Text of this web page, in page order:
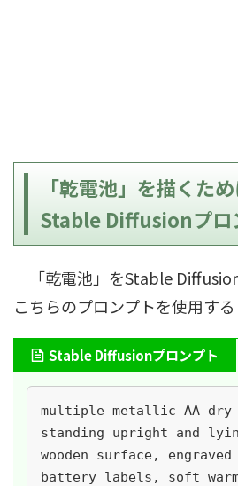
「乾電池」を描くた
Stable Diffusionプロ
「乾電池」をStable Diffusion
こちらのプロンプトを使用する
Stable Diffusionプロンプト
multiple metallic AA
standing upright and
wooden surface,
battery labels, soft